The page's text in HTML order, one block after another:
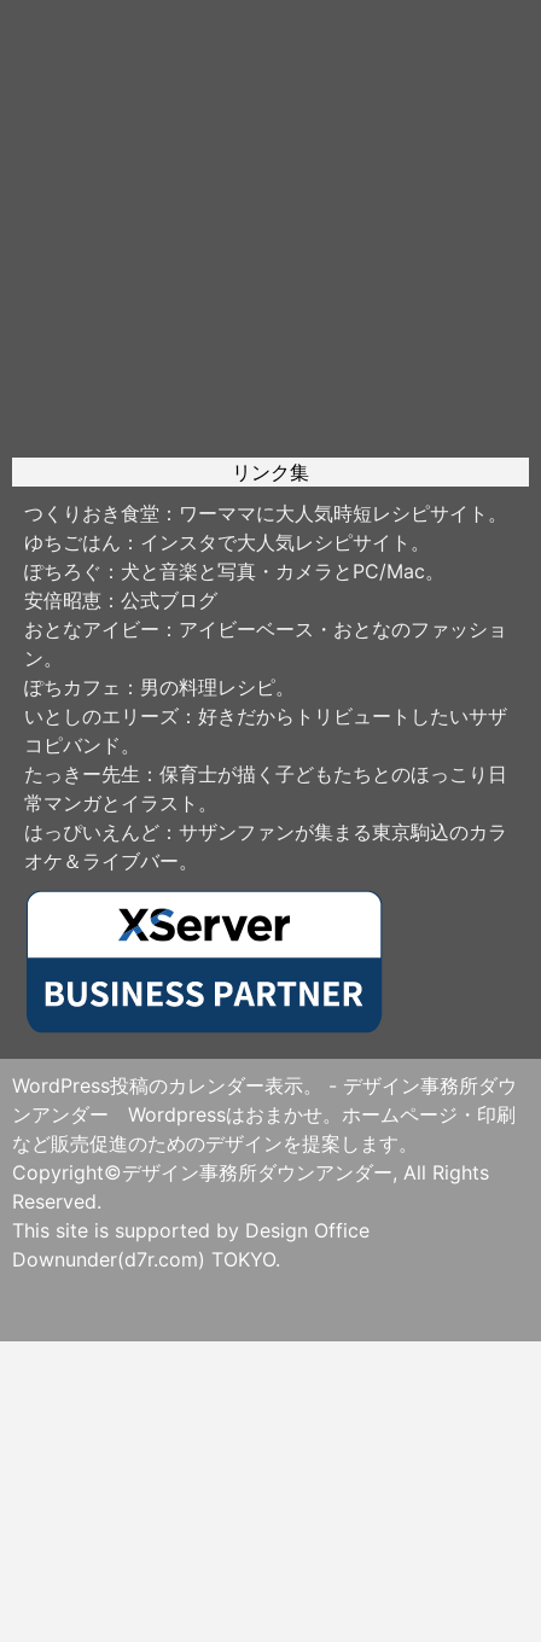
リンク集
つくりおき食堂 ：ワーママに大人気時短レシピサイト。
ゆちごはん ：インスタで大人気レシピサイト。
ぽちろぐ ：犬と音楽と写真・カメラとPC/Mac。
安倍昭恵 ：公式ブログ
おとなアイビー ：アイビーベース・おとなのファッショ
ン。
ぽちカフェ ：男の料理レシピ。
いとしのエリーズ ：好きだからトリビュートしたいサザ
コピバンド。
たっきー先生 ：保育士が描く子どもたちとのほっこり日
常マンガとイラスト。
はっぴいえんど ：サザンファンが集まる東京駒込のカラ
オケ＆ライブバー。
WordPress投稿のカレンダー表示。 - デザイン事務所ダウ
ンアンダー Wordpressはおまかせ。ホームページ・印刷
など販売促進のためのデザインを提案します。
Copyright©デザイン事務所ダウンアンダー, All Rights
Reserved.
This site is supported by Design Office
Downunder(d7r.com) TOKYO.